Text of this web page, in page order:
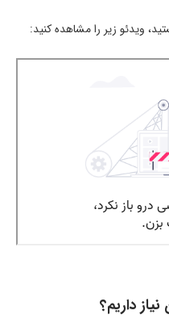
ویدئو زیر را مشاهده کنید:
داریم؟